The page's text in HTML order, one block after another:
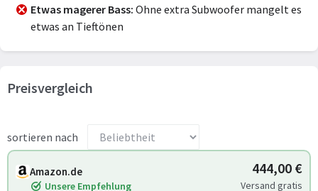
Etwas magerer Bass Ohne extra Subwoofer mangelt es
etwas an Tieftönen
Preisvergleich
sortieren nach
Amazon.de
Unsere Empfehlung
444,00 €
Versand gratis